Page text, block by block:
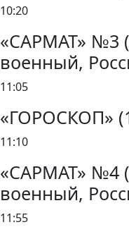
10:20
«САРМАТ» №3
военный,
11:05
«ГОРОСКОП»
11:10
«САРМАТ» №4
военный,
11:55